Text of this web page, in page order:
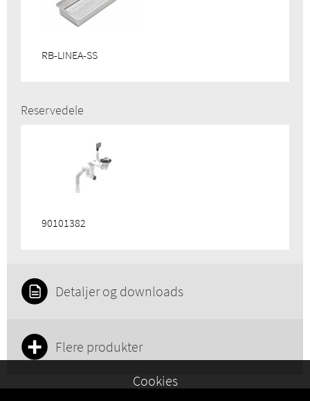
RB-LINEA-SS
Reservedele
90101382
Detaljer og downloads
Flere produkter
Cookies